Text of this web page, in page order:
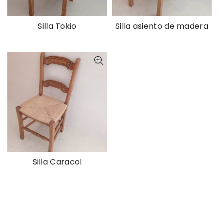
Silla Tokio Silla asiento de madera
Silla Caracol